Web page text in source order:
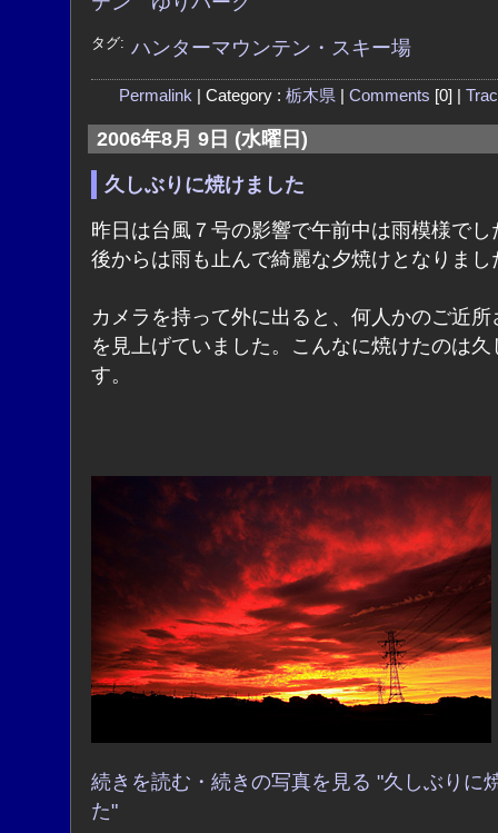
タグ: ハンターマウンテン・スキー場
Permalink | Category : 栃木県 Comments [0] |
2006年8月 9日 (水曜日)
久しぶりに焼けました
昨日は台風７号の影響で午前中は雨模様でし
後からは雨も止んで綺麗な夕焼けとなりまし
カメラを持って外に出ると、何人かのご近所
を見上げていました。こんなに焼けたのは久
す。
続きを読む・続きの写真を見る "久しぶりに
た"